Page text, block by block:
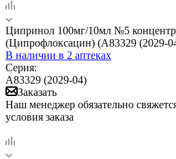
Ципринол 100мг/10мл №5
(Ципрофлоксацин) (А83329 (2029-
В наличии в 2 аптеках
Серия:
А83329 (2029-04)
Заказать
Наш менеджер обязательно
условия заказа